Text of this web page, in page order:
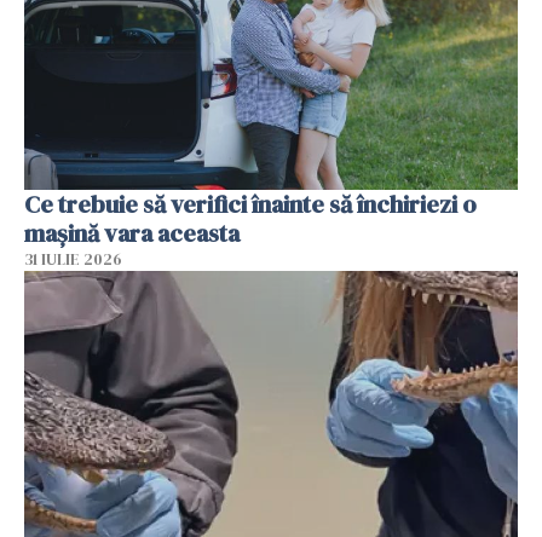
Ce trebuie să verifici înainte să închiriezi o
mașină vara aceasta
31 IULIE 2026